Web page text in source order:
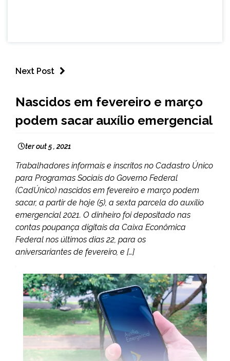
Next Post
NOTÍCIAS
Nascidos em fevereiro e março
podem sacar auxílio emergencial
ter out 5 , 2021
Trabalhadores informais e inscritos no Cadastro Único
para Programas Sociais do Governo Federal
(CadÚnico) nascidos em fevereiro e março podem
sacar, a partir de hoje (5), a sexta parcela do auxílio
emergencial 2021. O dinheiro foi depositado nas
contas poupança digitais da Caixa Econômica
Federal nos últimos dias 22, para os
aniversariantes de fevereiro, e […]